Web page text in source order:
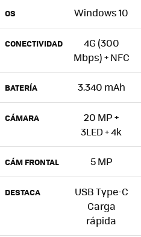
OS Windows 10
CONECTIVIDAD
4G (300
Mbps) + NFC
BATERÍA 3.340 mAh
CÁMARA
20 MP +
3LED + 4k
CÁM FRONTAL 5 MP
DESTACA
USB Type-C
Carga
rápida